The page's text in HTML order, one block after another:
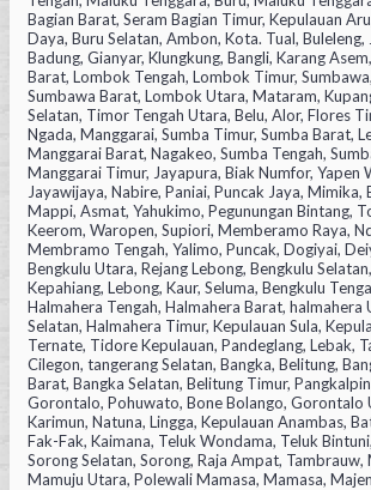
Bagian Barat, Seram Bagian Timur, Kepulauan
Daya, Buru Selatan, Ambon, Kota. Tual, Buleleng,
Badung, Gianyar, Klungkung, Bangli, Karang
Barat, Lombok Tengah, Lombok Timur,
Sumbawa Barat, Lombok Utara, Mataram,
Selatan, Timor Tengah Utara, Belu, Alor, Flores
Ngada, Manggarai, Sumba Timur, Sumba Barat,
Manggarai Barat, Nagakeo, Sumba Tengah,
Manggarai Timur, Jayapura, Biak Numfor, Yapen
Jayawijaya, Nabire, Paniai, Puncak Jaya, Mimika,
Mappi, Asmat, Yahukimo, Pegunungan Bintang,
Keerom, Waropen, Supiori, Memberamo Raya,
Membramo Tengah, Yalimo, Puncak, Dogiyai,
Bengkulu Utara, Rejang Lebong, Bengkulu
Kepahiang, Lebong, Kaur, Seluma, Bengkulu
Halmahera Tengah, Halmahera Barat, halmahera
Selatan, Halmahera Timur, Kepulauan Sula,
Ternate, Tidore Kepulauan, Pandeglang, Lebak,
Cilegon, tangerang Selatan, Bangka, Belitung,
Barat, Bangka Selatan, Belitung Timur,
Gorontalo, Pohuwato, Bone Bolango, Gorontalo
Karimun, Natuna, Lingga, Kepulauan Anambas,
Fak-Fak, Kaimana, Teluk Wondama, Teluk
Sorong Selatan, Sorong, Raja Ampat,
Mamuju Utara, Polewali Mamasa, Mamasa,